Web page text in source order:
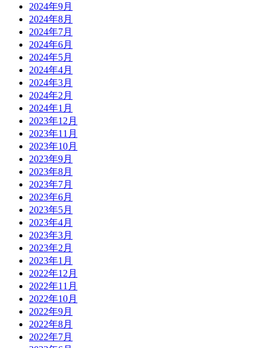
2024年9月
2024年8月
2024年7月
2024年6月
2024年5月
2024年4月
2024年3月
2024年2月
2024年1月
2023年12月
2023年11月
2023年10月
2023年9月
2023年8月
2023年7月
2023年6月
2023年5月
2023年4月
2023年3月
2023年2月
2023年1月
2022年12月
2022年11月
2022年10月
2022年9月
2022年8月
2022年7月